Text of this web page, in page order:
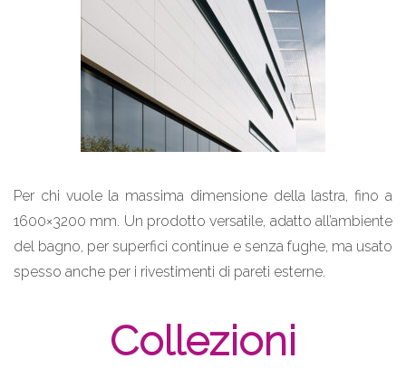
Per chi vuole la massima dimensione della lastra, fino a
1600×3200 mm. Un prodotto versatile, adatto all’ambiente
del bagno, per superfici continue e senza fughe, ma usato
spesso anche per i rivestimenti di pareti esterne.
Collezioni